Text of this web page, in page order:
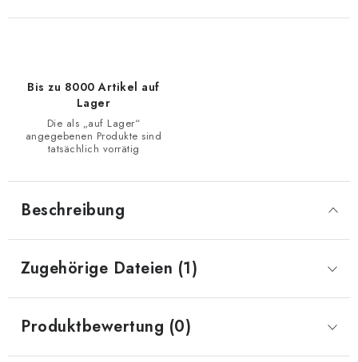
Bis zu 8000 Artikel auf
Lager
Die als „auf Lager“
angegebenen Produkte sind
tatsächlich vorrätig
Beschreibung
Zugehörige Dateien (1)
Produktbewertung (0)